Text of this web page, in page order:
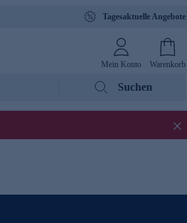
Tagesaktuelle Angebote
Mein Konto Warenkorb
Suchen